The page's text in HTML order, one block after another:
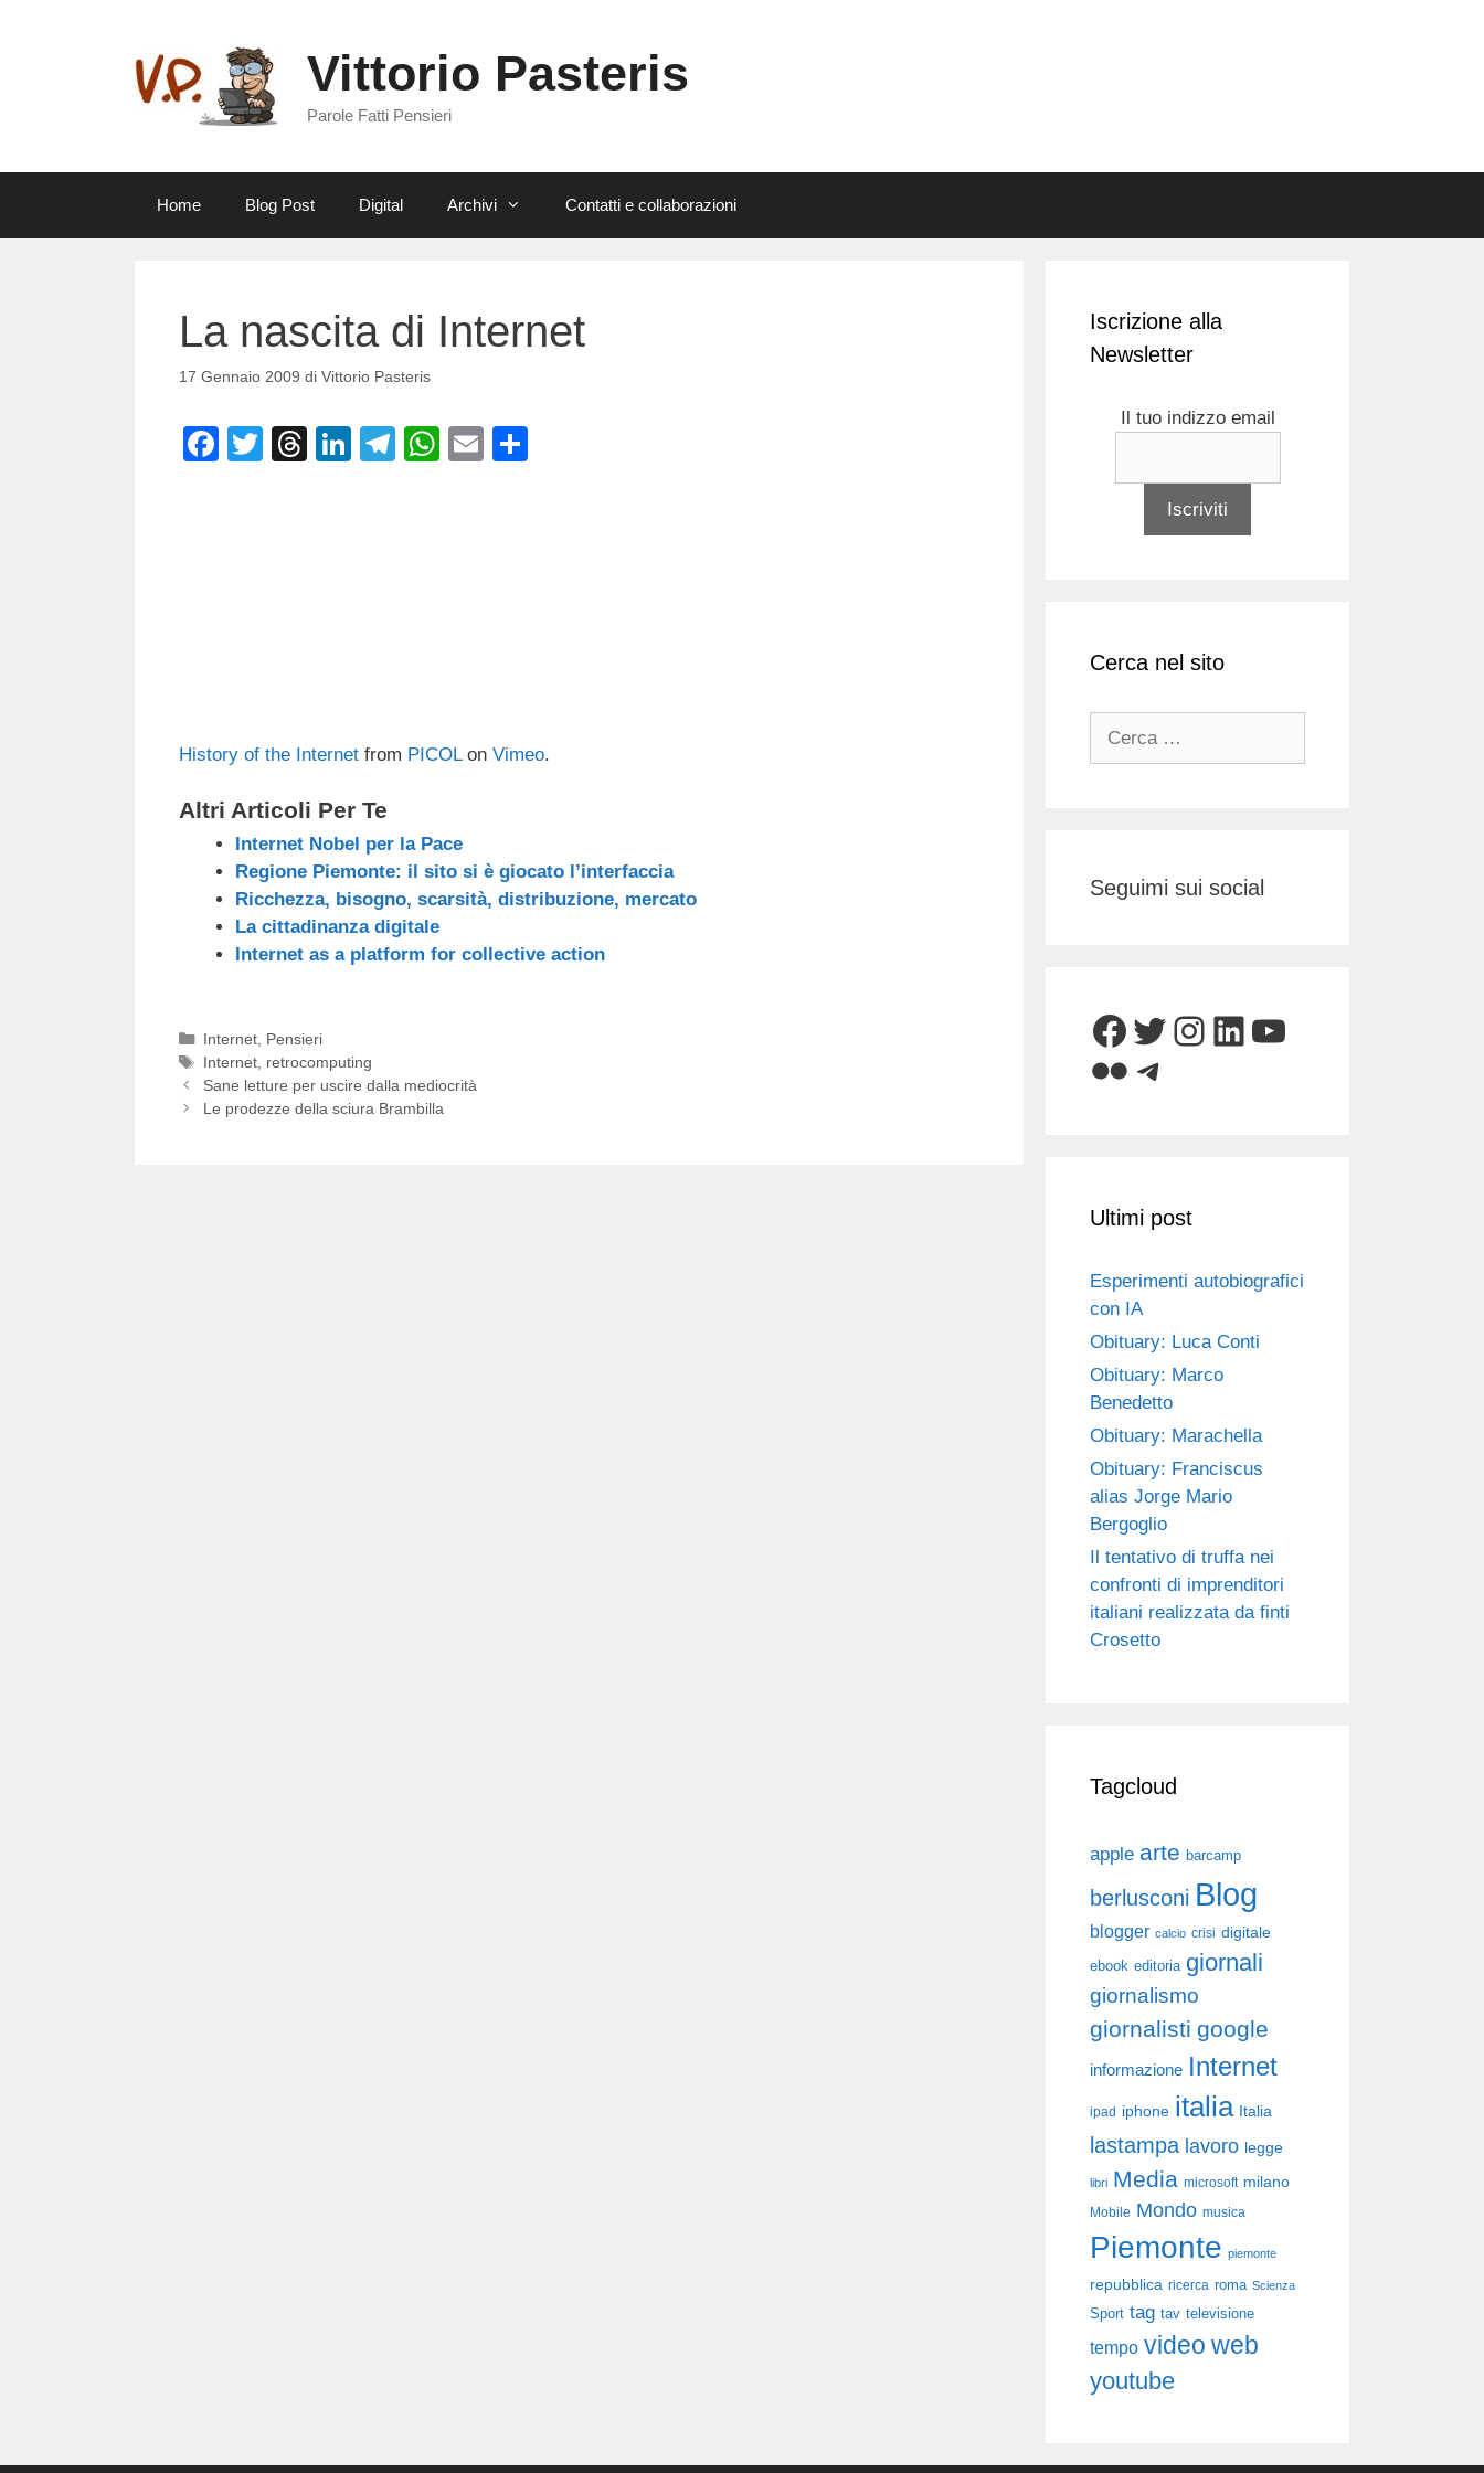
Vittorio Pasteris
Parole Fatti Pensieri
Home Blog Post Digital Archivi Contatti e collaborazioni
La nascita di Internet
17 Gennaio 2009 di Vittorio Pasteris
F
T
T
Li
T
W
E
History of the Internet from PICOLon Vimeo.
Altri Articoli Per Te
Internet Nobel per la Pace
Regione Piemonte: il sito si è giocato l’interfaccia
Ricchezza, bisogno, scarsità, distribuzione, mercato
La cittadinanza digitale
Internet as a platform for collective action
Categorie
Internet, Pensieri
Tag
Internet, retrocomputing
Sane letture per uscire dalla mediocrità
Le prodezze della sciura Brambilla
Iscrizione alla
Newsletter
Il tuo indizzo email
Cerca nel sito
Seguimi sui social
Facebook
Twitter
Instagram
LinkedIn
YouTube
FlickrTelegram
Ultimi post
Esperimenti autobiografici
con IA
Obituary: Luca Conti
Obituary: Marco
Benedetto
Obituary: Marachella
Obituary: Franciscus
alias Jorge Mario
Bergoglio
Il tentativo di truffa nei
confronti di imprenditori
italiani realizzata da finti
Crosetto
Tagcloud
apple arte barcamp
berlusconi Blog
blogger calcio crisi digitale
ebook editoria giornali
giornalismo
giornalisti google
informazione Internet
ipad iphone italia Italia
lastampa lavoro legge
libri Media microsoft milano
Mobile Mondo musica
Piemonte piemonte
repubblica ricerca roma Scienza
Sport tag tav televisione
tempo video web
youtube